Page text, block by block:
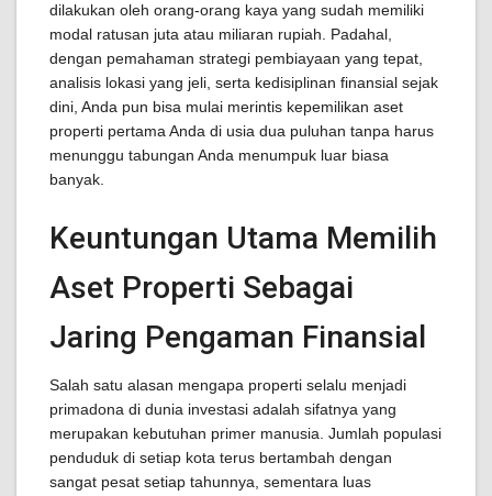
dilakukan oleh orang-orang kaya yang sudah memiliki
modal ratusan juta atau miliaran rupiah. Padahal,
dengan pemahaman strategi pembiayaan yang tepat,
analisis lokasi yang jeli, serta kedisiplinan finansial sejak
dini, Anda pun bisa mulai merintis kepemilikan aset
properti pertama Anda di usia dua puluhan tanpa harus
menunggu tabungan Anda menumpuk luar biasa
banyak.
Keuntungan Utama Memilih
Aset Properti Sebagai
Jaring Pengaman Finansial
Salah satu alasan mengapa properti selalu menjadi
primadona di dunia investasi adalah sifatnya yang
merupakan kebutuhan primer manusia. Jumlah populasi
penduduk di setiap kota terus bertambah dengan
sangat pesat setiap tahunnya, sementara luas